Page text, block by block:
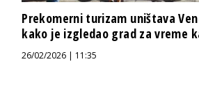
Prekomerni turizam uništava
kako je izgledao grad za vreme
26/02/2026 | 11:35